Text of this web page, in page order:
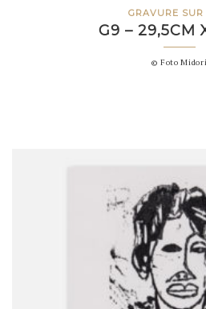
GRAVURE SUR
G9 – 29,5CM
© Foto Midori